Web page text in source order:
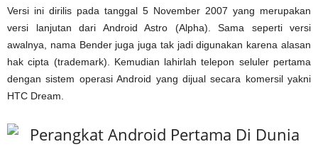
Versi ini dirilis pada tanggal 5 November 2007 yang merupakan
versi lanjutan dari Android Astro (Alpha). Sama seperti versi
awalnya, nama Bender juga juga tak jadi digunakan karena alasan
hak cipta (trademark). Kemudian lahirlah telepon seluler pertama
dengan sistem operasi Android yang dijual secara komersil yakni
HTC Dream.